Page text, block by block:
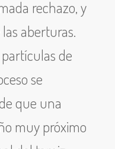
rechazo, y
aberturas.
de
se
que una
muy próximo